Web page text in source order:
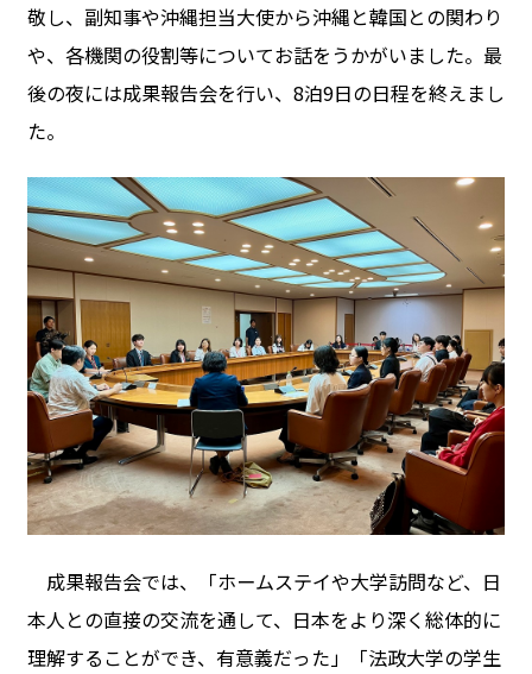
敬し、副知事や沖縄担当大使から沖縄と韓国との関わり
や、各機関の役割等についてお話をうかがいました。最
後の夜には成果報告会を行い、8泊9日の日程を終えまし
た。
成果報告会では、「ホームステイや大学訪問など、日
本人との直接の交流を通して、日本をより深く総体的に
理解することができ、有意義だった」「法政大学の学生